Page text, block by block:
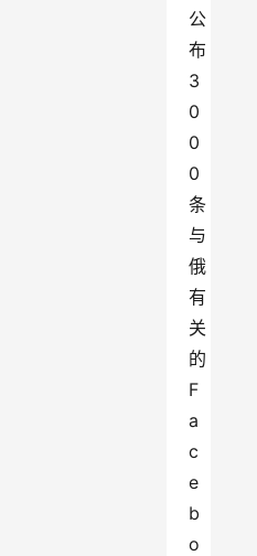
公
布
3
0
0
0
条
与
俄
有
关
的
F
a
c
e
b
o